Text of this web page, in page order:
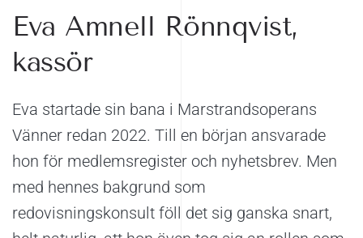
Eva Amnell Rönnqvist,
kassör
Eva startade sin bana i Marstrandsoperans
Vänner redan 2022. Till en början ansvarade
hon för medlemsregister och nyhetsbrev. Men
med hennes bakgrund som
redovisningskonsult föll det sig ganska snart,